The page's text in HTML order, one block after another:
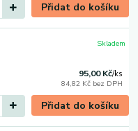
Přidat do košíku
95,00 Kč/ks
84,82 Kč bez DPH
Skladem
Přidat do košíku